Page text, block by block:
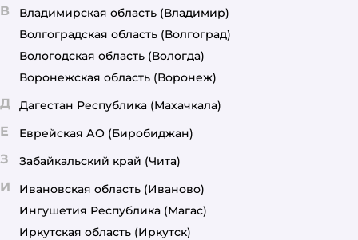
В Владимирская область (Владимир)
Волгоградская область (Волгоград)
Вологодская область (Вологда)
Воронежская область (Воронеж)
Д Дагестан Республика (Махачкала)
Е Еврейская АО (Биробиджан)
З Забайкальский край (Чита)
И Ивановская область (Иваново)
Ингушетия Республика (Магас)
Иркутская область (Иркутск)